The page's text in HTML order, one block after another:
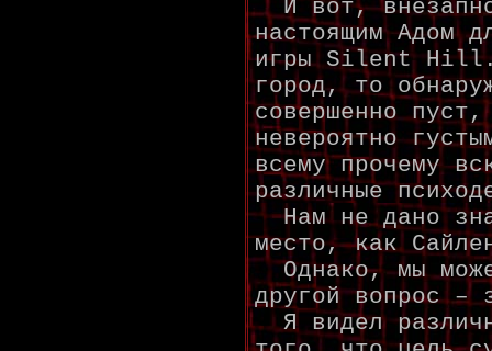
И вот,
настоящим Адом
игры Silent Hill.
город, то
совершенно
невероятно
всему прочему
различные
Нам не дано
место, как
Однако, мы
другой вопрос –
Я видел